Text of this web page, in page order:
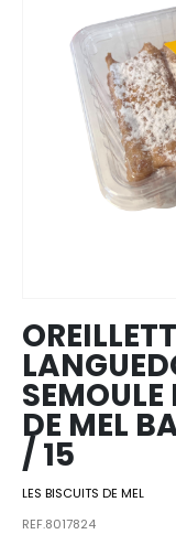
images
gallery
SEMOULE
DE MEL
/ 15
LES BISCUITS DE MEL
REF.8017824